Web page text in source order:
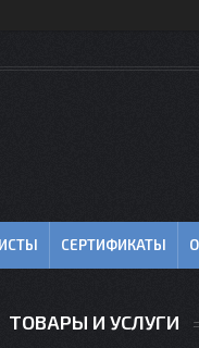
СЕРТИФИКАТЫ
ТОВАРЫ И УСЛУГИ